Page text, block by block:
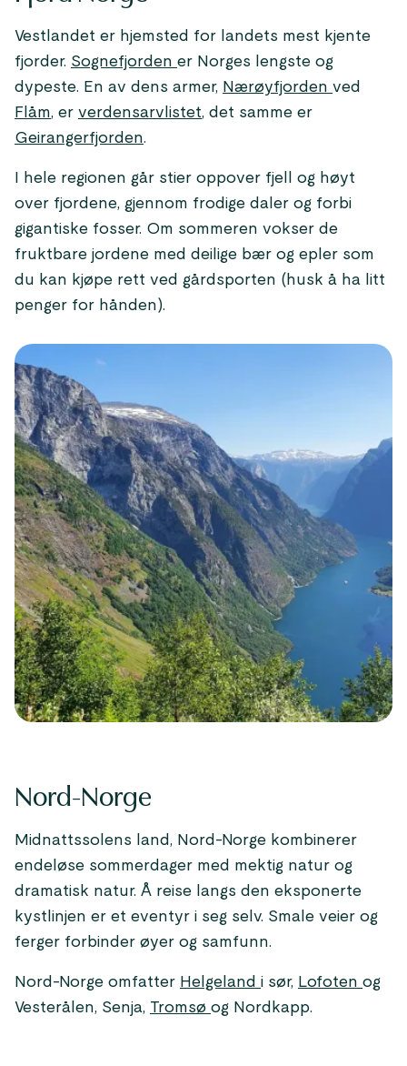
Vestlandet er hjemsted for landets mest kjente
fjorder. Sognefjorden er Norges lengste og
dypeste. En av dens armer, Nærøyfjorden ved
Flåm, er verdensarvlistet, det samme er
Geirangerfjorden.
I hele regionen går stier oppover fjell og høyt
over fjordene, gjennom frodige daler og forbi
gigantiske fosser. Om sommeren vokser de
fruktbare jordene med deilige bær og epler som
du kan kjøpe rett ved gårdsporten (husk å ha litt
penger for hånden).
Nord-Norge
Midnattssolens land, Nord-Norge kombinerer
endeløse sommerdager med mektig natur og
dramatisk natur. Å reise langs den eksponerte
kystlinjen er et eventyr i seg selv. Smale veier og
ferger forbinder øyer og samfunn.
Nord-Norge omfatter Helgeland i sør, Lofoten og
Vesterålen, Senja, Tromsø og Nordkapp.